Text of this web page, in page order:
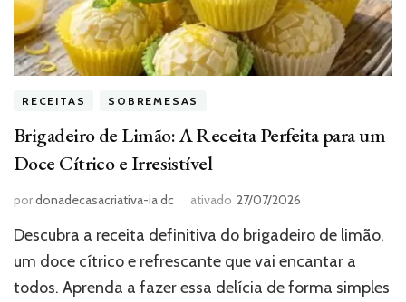
RECEITAS SOBREMESAS
Brigadeiro de Limão: A Receita Perfeita para um
Doce Cítrico e Irresistível
pordonadecasacriativa-ia dc ativado 27/07/2026
Descubra a receita definitiva do brigadeiro de limão,
um doce cítrico e refrescante que vai encantar a
todos. Aprenda a fazer essa delícia de forma simples